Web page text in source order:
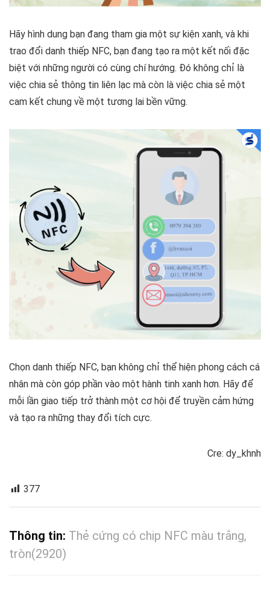
Hãy hình dung bạn đang tham gia một sự kiện xanh, và khi
trao đổi danh thiếp NFC, bạn đang tạo ra một kết nối đặc
biệt với những người có cùng chí hướng. Đó không chỉ là
việc chia sẻ thông tin liên lạc mà còn là việc chia sẻ một
cam kết chung về một tương lai bền vững.
Chọn danh thiếp NFC, bạn không chỉ thể hiện phong cách cá
nhân mà còn góp phần vào một hành tinh xanh hơn. Hãy để
mỗi lần giao tiếp trở thành một cơ hội để truyền cảm hứng
và tạo ra những thay đổi tích cực.
Cre: dy_khnh
377
Thông tin: Thẻ cứng có chip NFC màu trắng,
tròn(2920)